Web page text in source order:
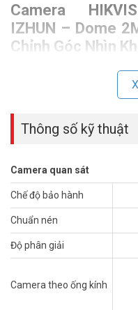
Camera
IZHUN – Dome
Chỉnh Góc Nhìn
Camera dome thường
Camera
thêm ống kính motorized
thuật viên điều chỉnh góc
mà không cần leo lên tận
cao hoặc khó tiếp cận sau thi
Thông số kỹ thuật
Camera quan sát
Chế độ bảo hành
Chuẩn nén
Độ phân giải
Camera theo ống kính